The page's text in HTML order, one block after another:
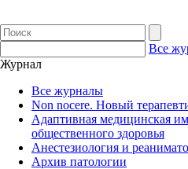
Все
Журнал
Все журналы
Non nocere. Новый
Адаптивная медицинская
общественного здоровья
Анестезиология и
Архив патологии